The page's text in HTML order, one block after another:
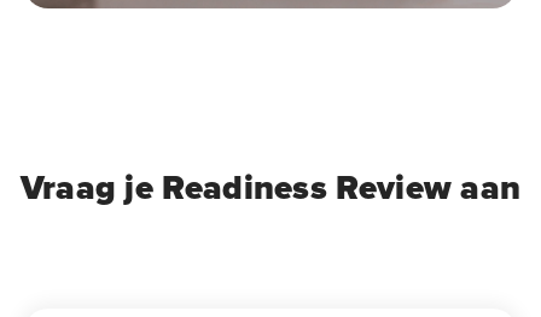
Vraag je Readiness Review aan